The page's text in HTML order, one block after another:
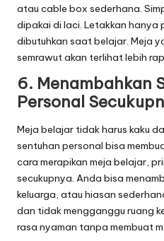
atau cable box sederhana.
dipakai di laci. Letakkan hanya
dibutuhkan saat belajar. Meja
semrawut akan terlihat lebih
6. Menambahkan
Personal
Meja belajar tidak harus kaku
sentuhan personal bisa
cara merapikan meja belajar,
secukupnya. Anda bisa
keluarga, atau hiasan
dan tidak mengganggu ruang
rasa nyaman tanpa membuat